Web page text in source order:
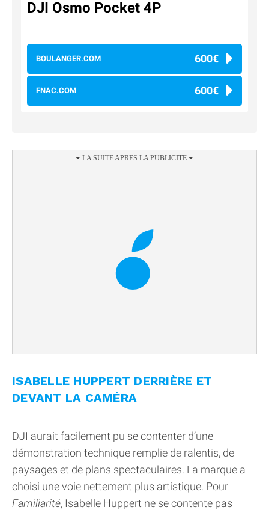
DJI Osmo Pocket 4P
BOULANGER.COM 600€
FNAC.COM 600€
ISABELLE HUPPERT DERRIÈRE ET
DEVANT LA CAMÉRA
DJI aurait facilement pu se contenter d’une
démonstration technique remplie de ralentis, de
paysages et de plans spectaculaires. La marque a
choisi une voie nettement plus artistique. Pour
Familiarité, Isabelle Huppert ne se contente pas